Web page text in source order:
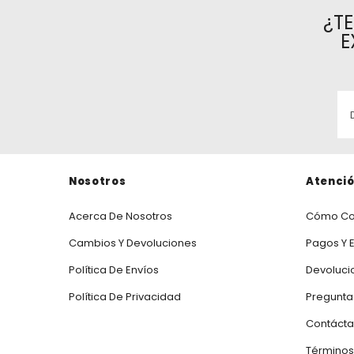
Nosotros
Acerca De Nosotros
Cambios Y Devoluciones
Política De Envíos
Política De Privacidad
Cómo
Pagos Y